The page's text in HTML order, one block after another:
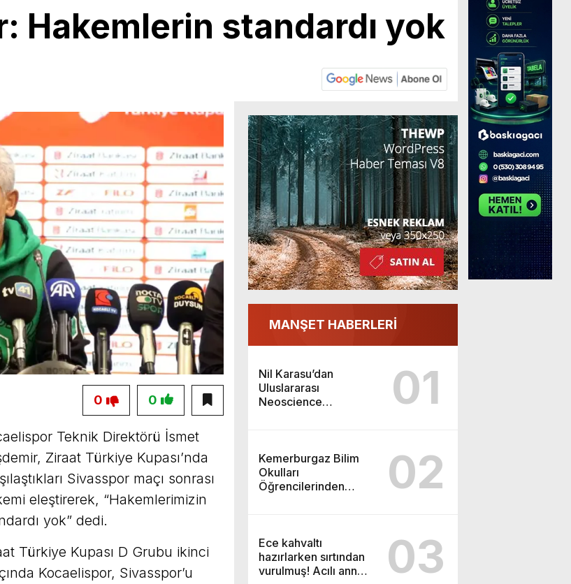
Hakemlerin standardı yok
MANŞET HABERLERİ
Nil Karasu’dan
Uluslararası
Neoscience
01
Kemerburgaz Bilim
Okulları
Öğrencilerinden
02
Ece kahvaltı
hazırlarken sırtından
vurulmuş! Acılı anne:
03
0
0
Teknik Direktörü İsmet
Ziraat Türkiye Kupası’nda
Sivasspor maçı sonrası
eleştirerek, “Hakemlerimizin
yok” dedi.
Türkiye Kupası D Grubu ikinci
Kocaelispor, Sivasspor’u